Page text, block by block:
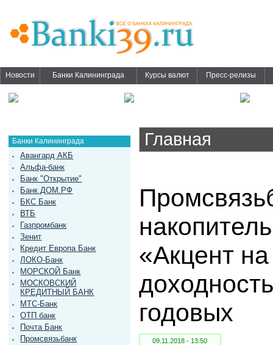
Новости Банки Калининграда Курсы валют Пресс-релизы
Банки Калининграда
Авангард АКБ
Альфа-банк
Банк "Открытие"
Банк ДОМ.РФ
БКС Банк
ВТБ
Газпромбанк
Зенит
Кредит Европа Банк
ЛОКО-Банк
МОРСКОЙ Банк
МОСКОВСКИЙ
КРЕДИТНЫЙ БАНК
МТС-Банк
ОТП банк
Почта Банк
Промсвязьбанк
Главная
«Акцент
годовых
09.11.2018 - 13:50